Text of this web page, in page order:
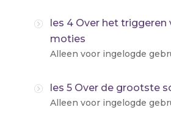
les 4 Over het triggeren
moties
Alleen voor ingelogde
les 5 Over de grootste
Alleen voor ingelogde